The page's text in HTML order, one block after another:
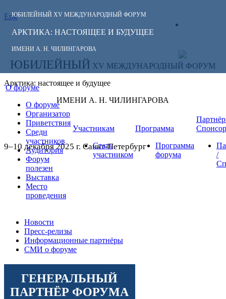
ЮБИЛЕЙНЫЙ XV МЕЖДУНАРОДНЫЙ ФОРУМ
АРКТИКА: НАСТОЯЩЕЕ И БУДУЩЕЕ
ИМЕНИ А. Н. ЧИЛИНГАРОВА
Eng
СЛЕДИТЕ ЗА
НОВОСТЯМИ
ФОРУМА:
ЮБИЛЕЙНЫЙ XV МЕЖДУНАРОДНЫЙ ФОРУМ
Арктика: настоящее и будущее
ИМЕНИ А. Н. ЧИЛИНГАРОВА
9–10 декабря 2025 г. Санкт-Петербург
О форуме
О форуме
Организатор
Приветствия
Среди
участников
Аудитория
Форум
полезен
Выставка
Место
проведения
Участникам
Стать
участником
Программа
Программа
форума
/
Новости
Пресс-релизы
Информационные партнёры
СМИ о форуме
ГЕНЕРАЛЬНЫЙ
ПАРТНЁР ФОРУМА